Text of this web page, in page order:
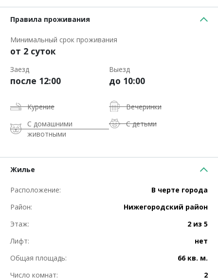
Правила проживания
Минимальный срок проживания
от 2 суток
Заезд
после 12:00
Выезд
до 10:00
Курение
Вечеринки
С домашними
животными
С детьми
Жилье
Расположение:
В черте города
Район:
Нижегородский район
Этаж:
2 из 5
Лифт:
нет
Общая площадь:
66 кв. м.
Число комнат:
2